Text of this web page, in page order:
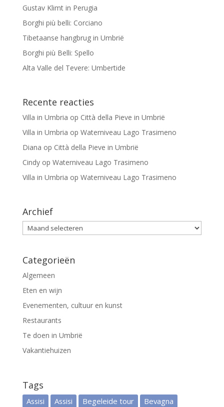
Gustav Klimt in Perugia
Borghi più belli: Corciano
Tibetaanse hangbrug in Umbrië
Borghi più Belli: Spello
Alta Valle del Tevere: Umbertide
Recente reacties
Villa in Umbria op Città della Pieve in Umbrië
Villa in Umbria op Waterniveau Lago Trasimeno
Diana op Città della Pieve in Umbrië
Cindyop Waterniveau Lago Trasimeno
Villa in Umbria op Waterniveau Lago Trasimeno
Archief
Archief
Categorieën
Algemeen
Eten en wijn
Evenementen, cultuur en kunst
Restaurants
Te doen in Umbrië
Vakantiehuizen
Tags
Assisi Assisi Begeleide tour
Bevagna